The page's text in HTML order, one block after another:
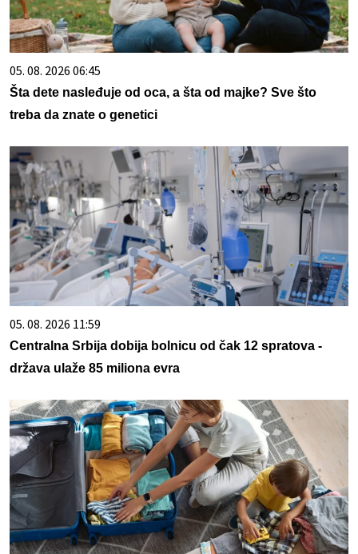
05. 08. 2026 06:45
Šta dete nasleđuje od oca, a šta od majke? Sve što
treba da znate o genetici
05. 08. 2026 11:59
Centralna Srbija dobija bolnicu od čak 12 spratova -
država ulaže 85 miliona evra